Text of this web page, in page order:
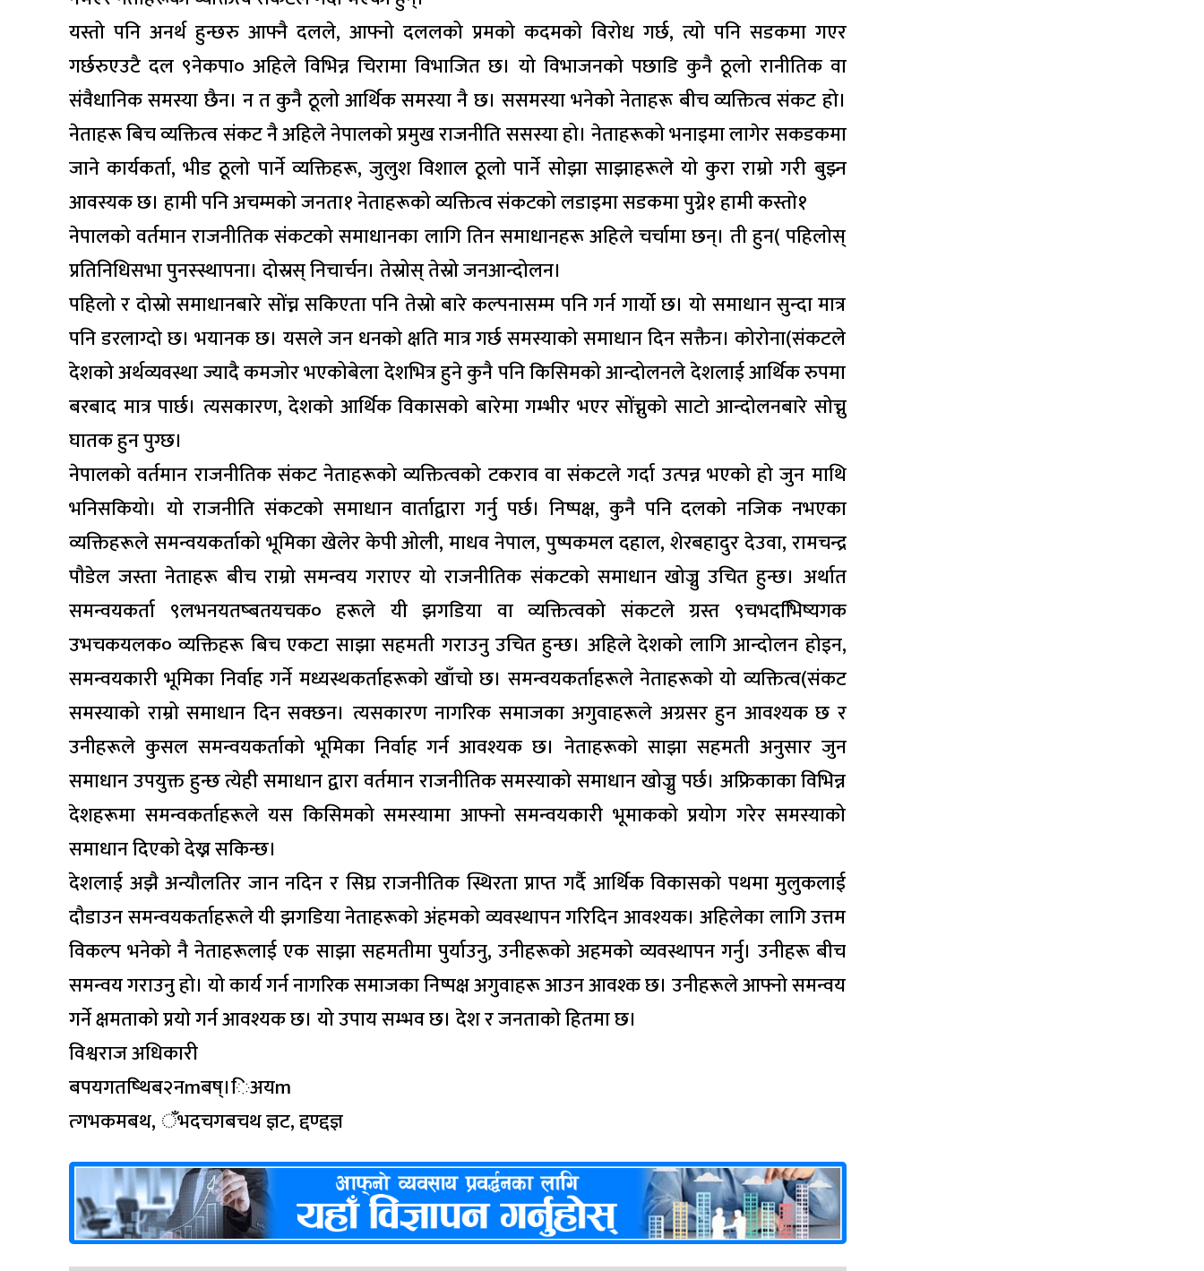
यस्तो पनि अनर्थ हुन्छरु आफ्नै दलले, आफ्नो दललको प्रमको कदमको विरोध गर्छ, त्यो पनि सडकमा गएर
गर्छरुएउटै दल ९नेकपा० अहिले विभिन्न चिरामा विभाजित छ। यो विभाजनको पछाडि कुनै ठूलो रानीतिक वा
संवैधानिक समस्या छैन। न त कुनै ठूलो आर्थिक समस्या नै छ। ससमस्या भनेको नेताहरू बीच व्यक्तित्व संकट हो।
नेताहरू बिच व्यक्तित्व संकट नै अहिले नेपालको प्रमुख राजनीति ससस्या हो। नेताहरूको भनाइमा लागेर सकडकमा
जाने कार्यकर्ता, भीड ठूलो पार्ने व्यक्तिहरू, जुलुश विशाल ठूलो पार्ने सोझा साझाहरूले यो कुरा राम्रो गरी बुझ्न
आवस्यक छ। हामी पनि अचम्मको जनता१ नेताहरूको व्यक्तित्व संकटको लडाइमा सडकमा पुग्ने१ हामी कस्तो१
नेपालको वर्तमान राजनीतिक संकटको समाधानका लागि तिन समाधानहरू अहिले चर्चामा छन्। ती हुन( पहिलोस्
प्रतिनिधिसभा पुनस्स्थापना। दोस्रस् निचार्चन। तेस्रोस् तेस्रो जनआन्दोलन।
पहिलो र दोस्रो समाधानबारे सोंच्न सकिएता पनि तेस्रो बारे कल्पनासम्म पनि गर्न गार्यो छ। यो समाधान सुन्दा मात्र
पनि डरलाग्दो छ। भयानक छ। यसले जन धनको क्षति मात्र गर्छ समस्याको समाधान दिन सक्तैन। कोरोना(संकटले
देशको अर्थव्यवस्था ज्यादै कमजोर भएकोबेला देशभित्र हुने कुनै पनि किसिमको आन्दोलनले देशलाई आर्थिक रुपमा
बरबाद मात्र पार्छ। त्यसकारण, देशको आर्थिक विकासको बारेमा गम्भीर भएर सोंच्नुको साटो आन्दोलनबारे सोच्नु
घातक हुन पुग्छ।
नेपालको वर्तमान राजनीतिक संकट नेताहरूको व्यक्तित्वको टकराव वा संकटले गर्दा उत्पन्न भएको हो जुन माथि
भनिसकियो। यो राजनीति संकटको समाधान वार्ताद्वारा गर्नु पर्छ। निष्पक्ष, कुनै पनि दलको नजिक नभएका
व्यक्तिहरूले समन्वयकर्ताको भूमिका खेलेर केपी ओली, माधव नेपाल, पुष्पकमल दहाल, शेरबहादुर देउवा, रामचन्द्र
पौडेल जस्ता नेताहरू बीच राम्रो समन्वय गराएर यो राजनीतिक संकटको समाधान खोज्नु उचित हुन्छ। अर्थात
समन्वयकर्ता ९लभनयतष्बतयचक० हरूले यी झगडिया वा व्यक्तित्वको संकटले ग्रस्त ९चभदभििष्यगक
उभचकयलक० व्यक्तिहरू बिच एकटा साझा सहमती गराउनु उचित हुन्छ। अहिले देशको लागि आन्दोलन होइन,
समन्वयकारी भूमिका निर्वाह गर्ने मध्यस्थकर्ताहरूको खाँचो छ। समन्वयकर्ताहरूले नेताहरूको यो व्यक्तित्व(संकट
समस्याको राम्रो समाधान दिन सक्छन। त्यसकारण नागरिक समाजका अगुवाहरूले अग्रसर हुन आवश्यक छ र
उनीहरूले कुसल समन्वयकर्ताको भूमिका निर्वाह गर्न आवश्यक छ। नेताहरूको साझा सहमती अनुसार जुन
समाधान उपयुक्त हुन्छ त्येही समाधान द्वारा वर्तमान राजनीतिक समस्याको समाधान खोज्नु पर्छ। अफ्रिकाका विभिन्न
देशहरूमा समन्वकर्ताहरूले यस किसिमको समस्यामा आफ्नो समन्वयकारी भूमाकको प्रयोग गरेर समस्याको
समाधान दिएको देख्न सकिन्छ।
देशलाई अझै अन्यौलतिर जान नदिन र सिघ्र राजनीतिक स्थिरता प्राप्त गर्दै आर्थिक विकासको पथमा मुलुकलाई
दौडाउन समन्वयकर्ताहरूले यी झगडिया नेताहरूको अंहमको व्यवस्थापन गरिदिन आवश्यक। अहिलेका लागि उत्तम
विकल्प भनेको नै नेताहरूलाई एक साझा सहमतीमा पुर्याउनु, उनीहरूको अहमको व्यवस्थापन गर्नु। उनीहरू बीच
समन्वय गराउनु हो। यो कार्य गर्न नागरिक समाजका निष्पक्ष अगुवाहरू आउन आवश्क छ। उनीहरूले आफ्नो समन्वय
गर्ने क्षमताको प्रयो गर्न आवश्यक छ। यो उपाय सम्भव छ। देश र जनताको हितमा छ।
विश्वराज अधिकारी
बपयगतष्थिब२नmबष्।िअयm
त्गभकमबथ, ँभदचगबचथ ज्ञट, द्दण्द्दज्ञ